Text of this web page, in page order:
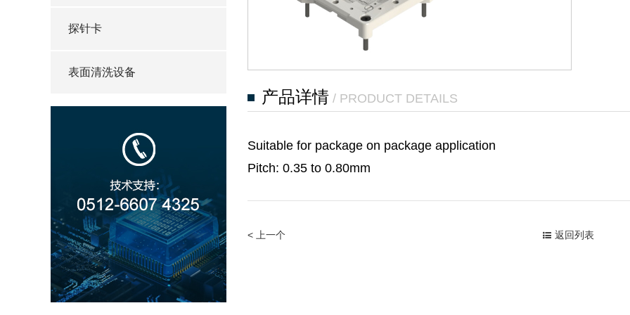
探针卡
表面清洗设备
产品详情 / PRODUCT DETAILS
Suitable for package on package application
Pitch: 0.35 to 0.80mm
< 上一个 返回列表